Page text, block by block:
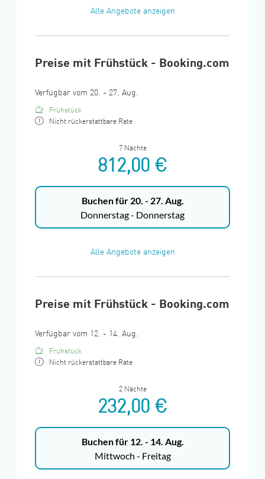
Alle Angebote anzeigen
Preise mit Frühstück - Booking.com
Verfügbar vom 20. - 27. Aug.
Frühstück
Nicht rückerstattbare Rate
7 Nächte
812,00 €
Buchen für 20. - 27. Aug.
Donnerstag - Donnerstag
Alle Angebote anzeigen
Preise mit Frühstück - Booking.com
Verfügbar vom 12. - 14. Aug.
Frühstück
Nicht rückerstattbare Rate
2 Nächte
232,00 €
Buchen für 12. - 14. Aug.
Mittwoch - Freitag